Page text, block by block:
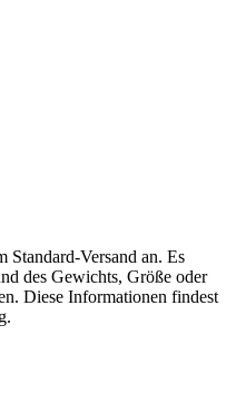
Standard-Versand an. Es
des Gewichts, Größe oder
Diese Informationen findest